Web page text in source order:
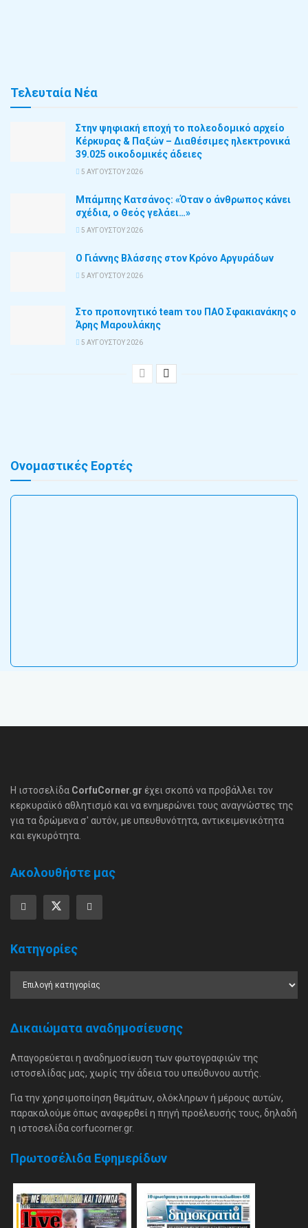
Τελευταία Νέα
Στην ψηφιακή εποχή το πολεοδομικό αρχείο
Κέρκυρας & Παξών – Διαθέσιμες ηλεκτρονικά
39.025 οικοδομικές άδειες
5 ΑΥΓΟΎΣΤΟΥ 2026
Μπάμπης Κατσάνος: «Όταν ο άνθρωπος κάνει
σχέδια, ο Θεός γελάει…»
5 ΑΥΓΟΎΣΤΟΥ 2026
Ο Γιάννης Βλάσσης στον Κρόνο Αργυράδων
5 ΑΥΓΟΎΣΤΟΥ 2026
Στο προπονητικό team του ΠΑΟ Σφακιανάκης ο
Άρης Μαρουλάκης
5 ΑΥΓΟΎΣΤΟΥ 2026
Ονομαστικές Εορτές
Η ιστοσελίδα CorfuCorner.gr έχει σκοπό να προβάλλει τον
κερκυραϊκό αθλητισμό και να ενημερώνει τους αναγνώστες της
για τα δρώμενα σ' αυτόν, με υπευθυνότητα, αντικειμενικότητα
και εγκυρότητα.
Ακολουθήστε μας
Κατηγορίες
Δικαιώματα αναδημοσίευσης
Απαγορεύεται η αναδημοσίευση των φωτογραφιών της
ιστοσελίδας μας, χωρίς την άδεια του υπεύθυνου αυτής.
Για την χρησιμοποίηση θεμάτων, ολόκληρων ή μέρους αυτών,
παρακαλούμε όπως αναφερθεί η πηγή προέλευσής τους, δηλαδή
η ιστοσελίδα corfucorner.gr.
Πρωτοσέλιδα Εφημερίδων